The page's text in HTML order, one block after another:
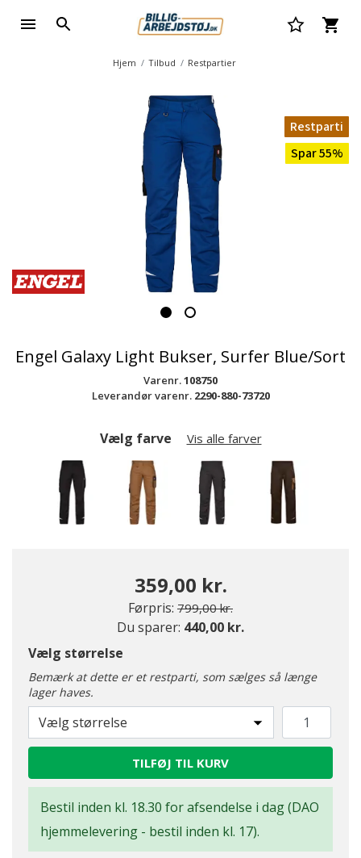
Hjem Tilbud Restpartier
Restparti
Spar 55%
Engel Galaxy Light Bukser, Surfer Blue/Sort
Varenr.108750
Leverandør varenr. 2290-880-73720
Vælg farve Vis alle farver
valgte
359,00 kr.
Førpris: Pris nedsat fra
799,00 kr.til
Du sparer: 440,00 kr.
Vælg størrelse
Bemærk at dette er et restparti, som sælges så længe
lager haves.
Vælg størrelse
TILFØJ TIL KURV
Bestil inden kl. 18.30 for afsendelse i dag (DAO
hjemmelevering - bestil inden kl. 17).